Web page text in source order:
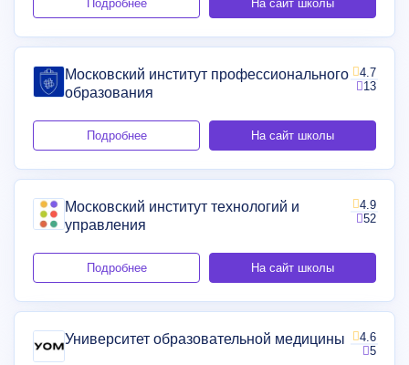
Подробнее На сайт школы
Московский институт профессионального
образования
4.7
13
Подробнее На сайт школы
Московский институт технологий и
управления
4.9
52
Подробнее На сайт школы
Университет образовательной медицины
4.6
5